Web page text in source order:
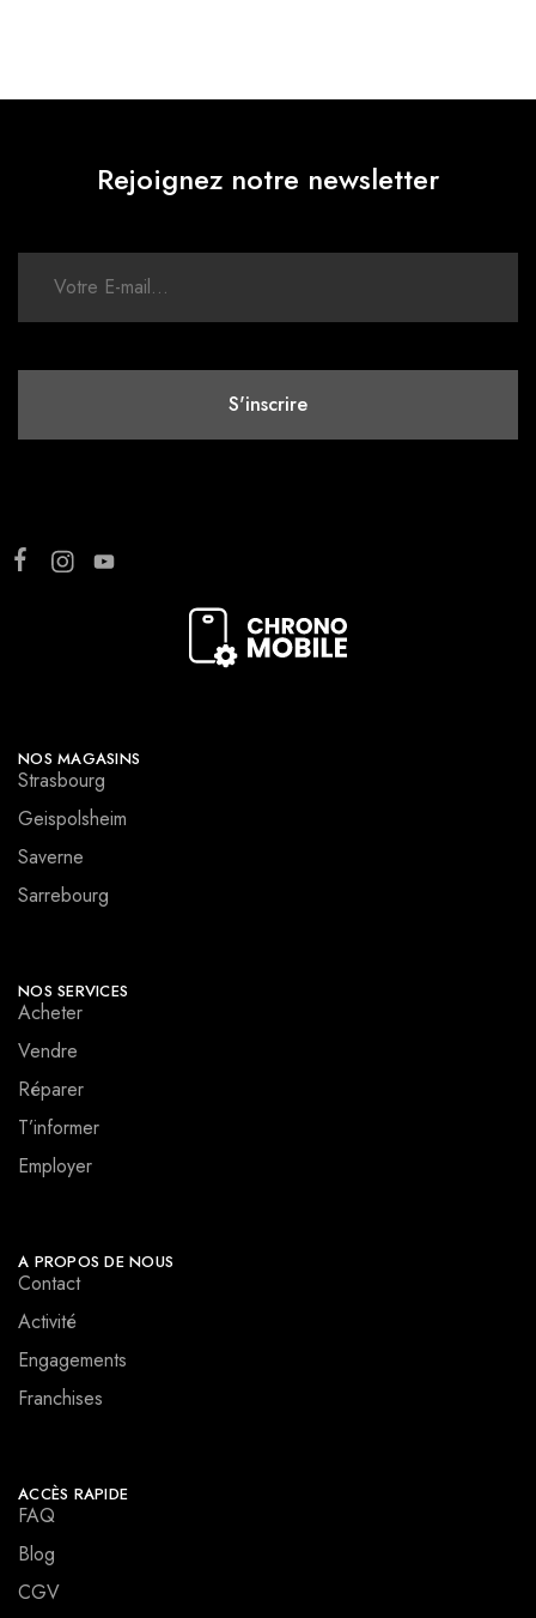
Rejoignez notre newsletter
NOS MAGASINS
Strasbourg
Geispolsheim
Saverne
Sarrebourg
NOS SERVICES
Acheter
Vendre
Réparer
T’informer
Employer
A PROPOS DE NOUS
Contact
Activité
Engagements
Franchises
ACCÈS RAPIDE
FAQ
Blog
CGV